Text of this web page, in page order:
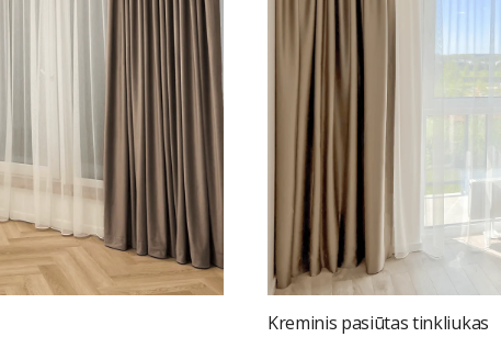
Kreminis pasiūtas tinkliukas